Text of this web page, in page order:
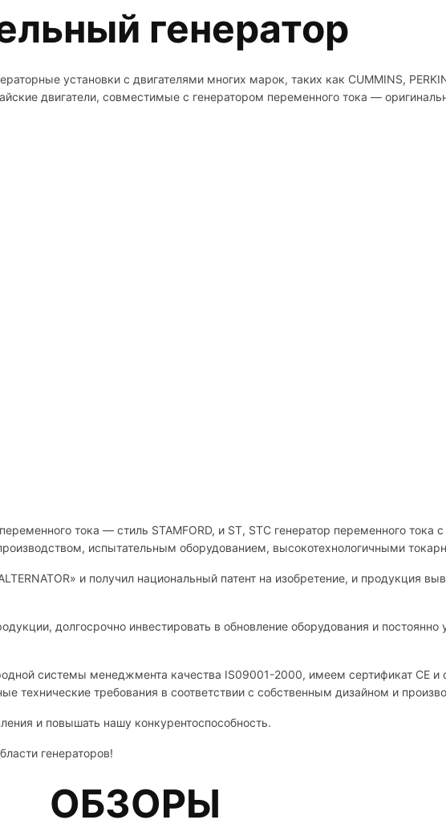
генератор
установки с двигателями многих марок, таких как CUMMINS,
двигатели, совместимые с генератором переменного тока —
тока — стиль STAMFORD, и ST, STC генератор переменного тока
испытательным оборудованием, высокотехнологичными
и получил национальный патент на изобретение, и продукция
долгосрочно инвестировать в обновление оборудования и постоянно
системы менеджмента качества IS09001-2000, имеем сертификат CE и
технические требования в соответствии с собственным дизайном и
и повышать нашу конкурентоспособность.
генераторов!
ОБЗОРЫ